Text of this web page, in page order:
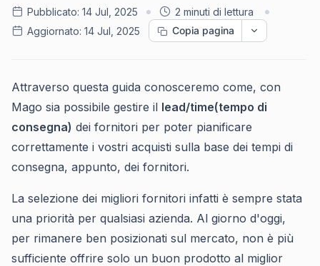
Pubblicato: 14 Jul, 2025
2 minuti di lettura
Aggiornato: 14 Jul, 2025 Copia pagina
Attraverso questa guida conosceremo come, con
Mago sia possibile gestire il lead/time(tempo di
consegna) dei fornitori per poter pianificare
correttamente i vostri acquisti sulla base dei tempi di
consegna, appunto, dei fornitori.
La selezione dei migliori fornitori infatti è sempre stata
una priorità per qualsiasi azienda. Al giorno d'oggi,
per rimanere ben posizionati sul mercato, non è più
sufficiente offrire solo un buon prodotto al miglior